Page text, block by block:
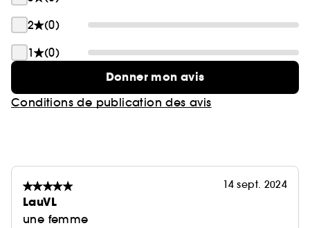
2
(0)
1
(0)
Donner mon avis
Conditions de publication des avis
14 sept. 2024
LauVL
une femme